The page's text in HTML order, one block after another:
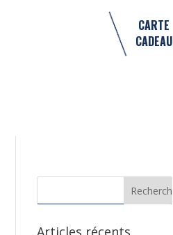
CARTE
CADEAU